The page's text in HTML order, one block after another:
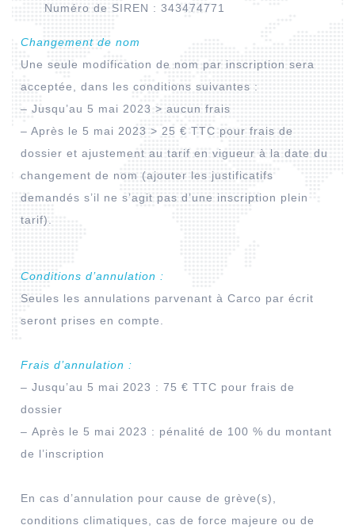
Numéro de SIREN : 343474771
Changement de nom
Une seule modification de nom par inscription sera
acceptée, dans les conditions suivantes :
– Jusqu’au 5 mai 2023 > aucun frais
– Après le 5 mai 2023 > 25 € TTC pour frais de
dossier et ajustement au tarif en vigueur à la date du
changement de nom (ajouter les justificatifs
demandés s’il ne s’agit pas d’une inscription plein
tarif).
Conditions d’annulation :
Seules les annulations parvenant à Carco par écrit
seront prises en compte.
Frais d’annulation :
–Jusqu’au 5 mai 2023 : 75 € TTC pour frais de
dossier
–Après le 5 mai 2023 : pénalité de 100 % du montant
de l’inscription
En cas d’annulation pour cause de grève(s),
conditions climatiques, cas de force majeure ou de